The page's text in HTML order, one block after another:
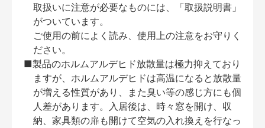
取扱いに注意が必要なものには、「取扱説明書」
がついています。
ご使用の前によく読み、使用上の注意をお守りく
ださい。
■製品のホルムアルデヒド放散量は極力抑えており
ますが、ホルムアルデヒドは高温になると放散量
が増える性質があり、また臭い等の感じ方にも個
人差があります。入居後は、時々窓を開け、収
納、家具類の扉も開けて空気の入れ換えを行なっ